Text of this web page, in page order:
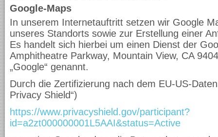
Google-Maps
In unserem Internetauftritt setzen wir Google
unseres Standorts sowie zur Erstellung einer
Es handelt sich hierbei um einen Dienst der
Amphitheatre Parkway, Mountain View, CA
„Google“ genannt.
Durch die Zertifizierung nach dem EU-US-
Privacy Shield“)
https://www.privacyshield.gov/participant?
id=a2zt000000001L5AAI&status=Active